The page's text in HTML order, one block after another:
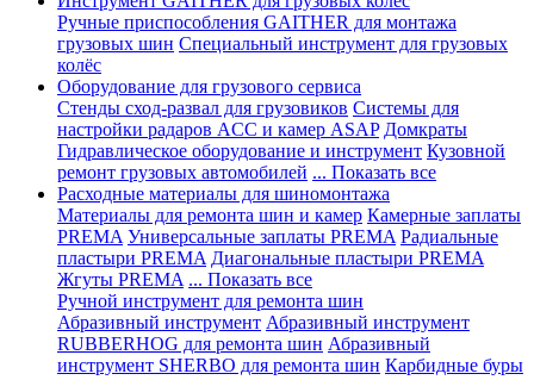
Ручные приспособления GAITHER для монтажа
грузовых шин Специальный инструмент для грузовых
колёс
Оборудование для грузового сервиса
Стенды сход-развал для грузовиков Системы для
настройки радаров ACC и камер ASAP Домкраты
Гидравлическое оборудование и инструмент Кузовной
ремонт грузовых автомобилей ... Показать все
Расходные материалы для шиномонтажа
Материалы для ремонта шин и камер Камерные заплаты
PREMA Универсальные заплаты PREMA Радиальные
пластыри PREMA Диагональные пластыри PREMA
Жгуты PREMA ... Показать все
Ручной инструмент для ремонта шин
Абразивный инструмент Абразивный инструмент
RUBBERHOG для ремонта шин Абразивный
инструмент SHERBO для ремонта шин Карбидные буры